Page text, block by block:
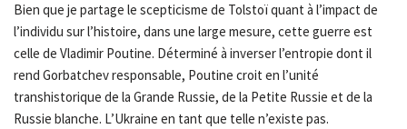
Bien que je partage le scepticisme de Tolstoï quant à l’impact de
l’individu sur l’histoire, dans une large mesure, cette guerre est
celle de Vladimir Poutine. Déterminé à inverser l’entropie dont il
rend Gorbatchev responsable, Poutine croit en l’unité
transhistorique de la Grande Russie, de la Petite Russie et de la
Russie blanche. L’Ukraine en tant que telle n’existe pas.